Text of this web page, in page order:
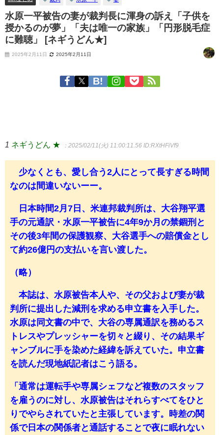
水原一平被告の妻が裁判長に渾身の訴え「子供を
授かるのが夢」「夫は唯一の家族」「円形脱毛症
に難聴」 [ネギうどん★]
2025年2月11日 2025年2月11日
1 ネギうどん ★ ：2025/02/11(火) 11:00:11.56 ID:RXtHFiVf9
少なくとも、愛し合う2人にとって長すぎる時間
なのは間違いないーー。
日本時間2月7日、米連邦裁判所は、大谷翔平選
手の元通訳・水原一平被告に4年9か月の禁錮刑と
その後3年間の保護観察、大谷選手への賠償金とし
て約26億円の支払いを言い渡した。
（略）
本誌は、水原被告本人や、その父および妻が裁
判所に提出した減刑を求める申立書を入手した。
水原は同文書の中で、大谷の専属通訳を務めるス
トレスやプレッシャーを切々と綴り、その結果ギ
ャンブルに手を染めた経緯を訴えていた。申立書
を読んだ現地紙記者はこう語る。
「通常は運転手や専属シェフなど複数のスタッフ
を雇うのに対し、水原被告はそれらすべてをひと
りでやらされていたと主張しています。時差の関
係で日本の関係者と通話することで夜に眠れない